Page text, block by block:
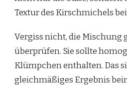
Textur des Kirschmichels
Vergiss nicht, die Mischung
überprüfen. Sie sollte
Klümpchen enthalten. Das
gleichmäßiges Ergebnis